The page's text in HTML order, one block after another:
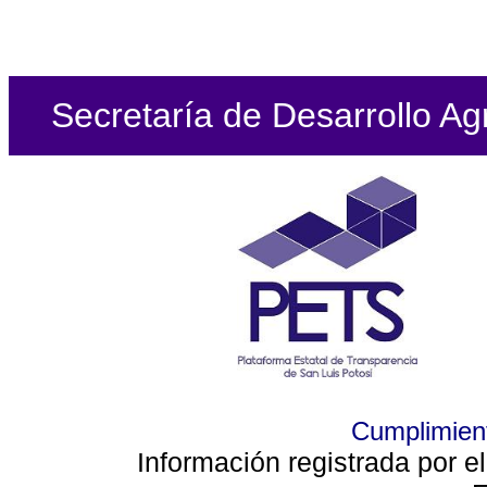
Secretaría de Desarrollo
Información registrada por